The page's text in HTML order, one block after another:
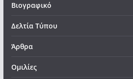
Βιογραφικό
Δελτία Τύπου
Άρθρα
Ομιλίες